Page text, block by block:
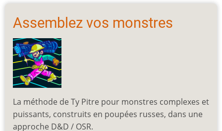
Assemblez vos monstres
La méthode de Ty Pitre pour monstres complexes et
puissants, construits en poupées russes, dans une
approche D&D / OSR.